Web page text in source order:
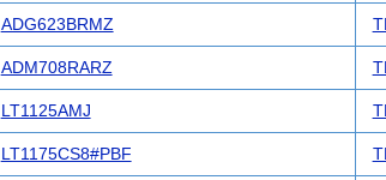
ADG623BRMZ
ADM708RARZ
LT1125AMJ
LT1175CS8#PBF